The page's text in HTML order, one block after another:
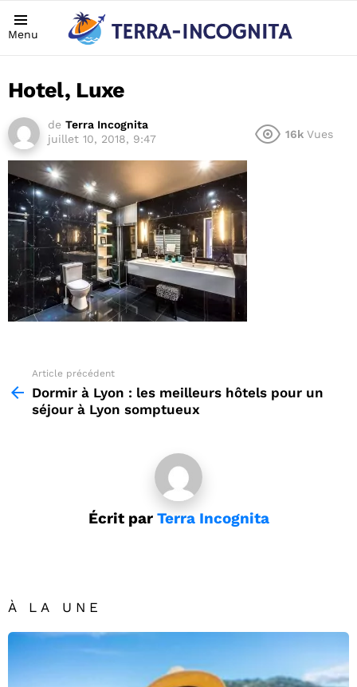
Menu
Hotel, Luxe
de Terra Incognita
juillet 10, 2018, 9:47
16k Vues
more
Article précédent
Dormir à Lyon : les meilleurs hôtels pour un
séjour à Lyon somptueux
Écrit par Terra Incognita
À LA UNE